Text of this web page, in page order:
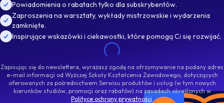
Powiadomienia o rabatach tylko dla subskrybentów.
Zaproszenia na warsztaty, wykłady mistrzowskie i wydarzenia
zamknięte.
Inspirujące wskazówki i ciekawostki, które pomogą Ci się rozwijać.
Zapisując się do newslettera, wyrażasz zgodę na otrzymywanie na podany adres
e-mail informacji od Wyższej Szkoły Kształcenia Zawodowego, dotyczących
oferowanych za pośrednictwem Serwisu produktów i usług (w tym nowych
kierunków studiów, promocji oraz rabatów) na zasadach określonych w
Polityce ochrony prywatności.